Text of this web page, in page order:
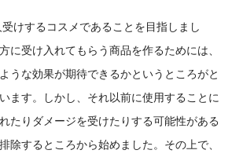
けするコスメであることを目指しまし
に受け入れてもらう商品を作るためには、
うな効果が期待できるかというところがと
ます。しかし、それ以前に使用することに
たりダメージを受けたりする可能性がある
除するところから始めました。その上で、